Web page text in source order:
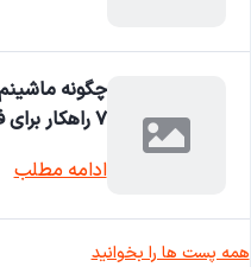
چگونه
۷ راهکار برای فروش فوری خودرو
ادامه مطلب
همه پست ها را بخوانید